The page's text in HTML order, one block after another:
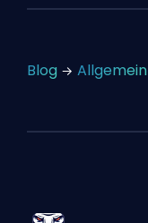
Blog Allgemein